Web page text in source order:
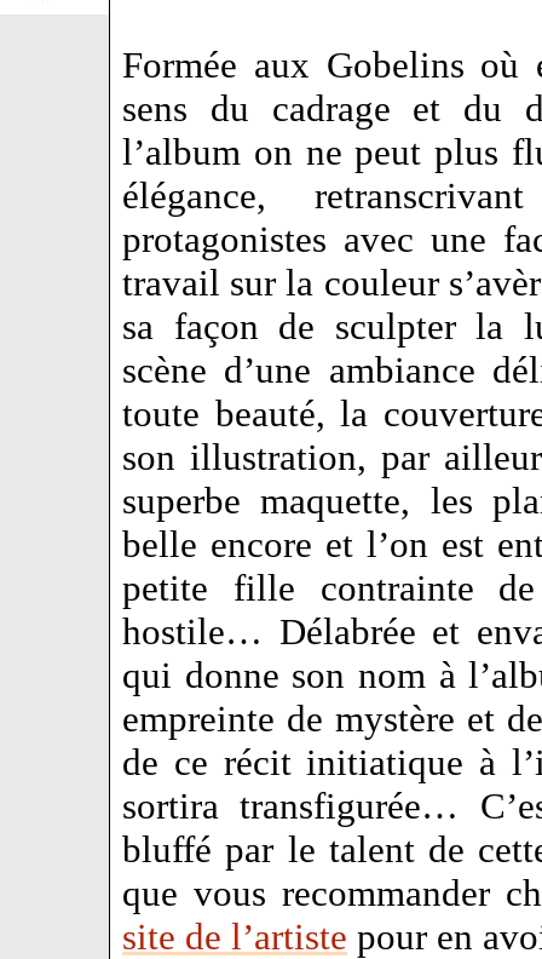
Formée aux Gobelins où
sens du cadrage et du
l’album on ne peut plus
élégance,
protagonistes avec une
travail sur la couleur
sa façon de sculpter la
scène d’une ambiance
toute beauté, la
son illustration, par
superbe maquette, les
belle encore et l’on est
petite fille contrainte
hostile… Délabrée et
qui donne son nom à
empreinte de mystère et
de ce récit initiatique à
sortira transfigurée…
bluffé par le talent de
que vous recommander
site de l’artiste pour en